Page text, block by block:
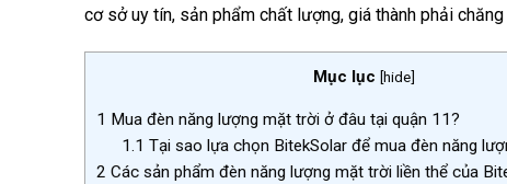
cơ sở uy tín, sản phẩm chất lượng, giá thành phải
Mục lục [hide]
1 Mua đèn năng lượng mặt trời ở đâu tại quận 11?
1.1 Tại sao lựa chọn BitekSolar để mua đèn năng
2 Các sản phẩm đèn năng lượng mặt trời liền thể của